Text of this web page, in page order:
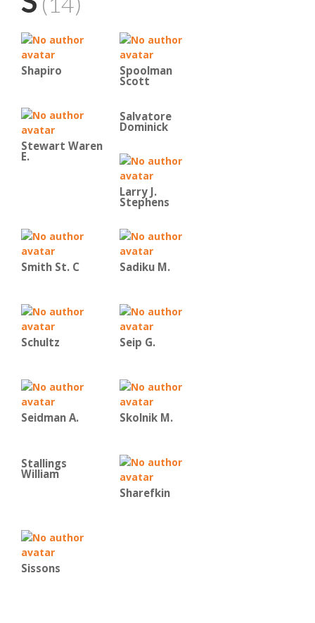
Shapiro Spoolman
Scott
Stewart Waren
E.
Salvatore
Dominick
Larry J.
Stephens
Smith St. C Sadiku M.
Schultz Seip G.
Seidman A. Skolnik M.
Stallings
William
Sharefkin
Sissons